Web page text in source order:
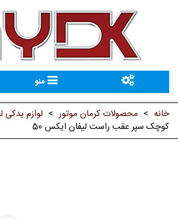
منو
خانه > محصولات کرمان موتور > لوازم یدکی
کوچک سپر عقب راست لیفان ایکس 50